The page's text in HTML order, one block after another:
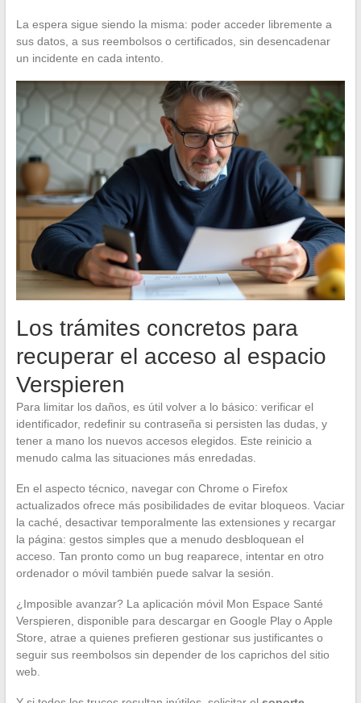
La espera sigue siendo la misma: poder acceder libremente a
sus datos, a sus reembolsos o certificados, sin desencadenar
un incidente en cada intento.
Los trámites concretos para
recuperar el acceso al espacio
Verspieren
Para limitar los daños, es útil volver a lo básico: verificar el
identificador, redefinir su contraseña si persisten las dudas, y
tener a mano los nuevos accesos elegidos. Este reinicio a
menudo calma las situaciones más enredadas.
En el aspecto técnico, navegar con Chrome o Firefox
actualizados ofrece más posibilidades de evitar bloqueos. Vaciar
la caché, desactivar temporalmente las extensiones y recargar
la página: gestos simples que a menudo desbloquean el
acceso. Tan pronto como un bug reaparece, intentar en otro
ordenador o móvil también puede salvar la sesión.
¿Imposible avanzar? La aplicación móvil Mon Espace Santé
Verspieren, disponible para descargar en Google Play o Apple
Store, atrae a quienes prefieren gestionar sus justificantes o
seguir sus reembolsos sin depender de los caprichos del sitio
web.